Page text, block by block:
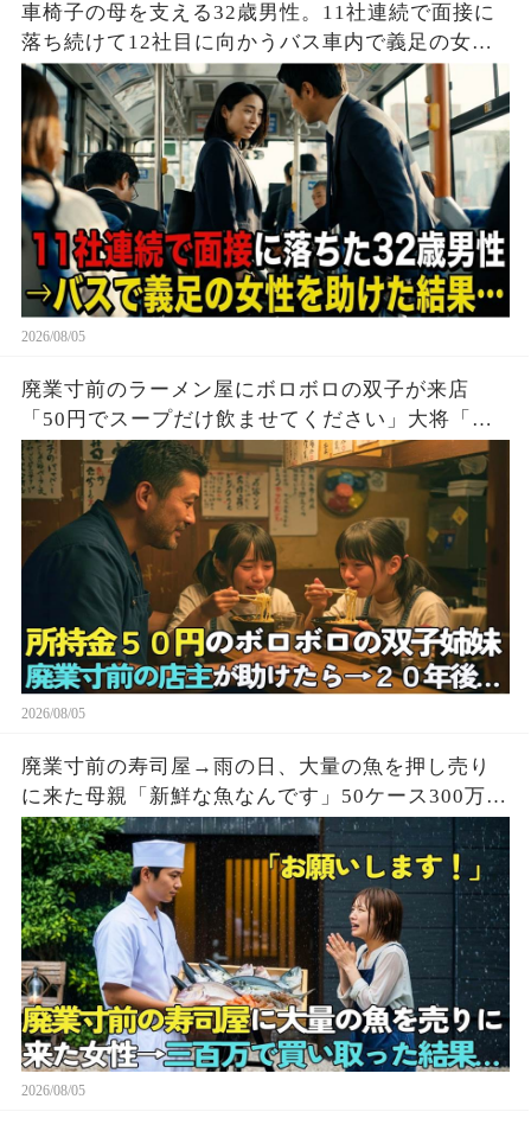
車椅子の母を支える32歳男性。11社連続で面接に
落ち続けて12社目に向かうバス車内で義足の女性
を助けた結果…
2026/08/05
廃業寸前のラーメン屋にボロボロの双子が来店
「50円でスープだけ飲ませてください」大将「大
盛り2つどうぞ！」→20年後、双子「お久しぶりで
す」実はこの子達…
2026/08/05
廃業寸前の寿司屋→雨の日、大量の魚を押し売り
に来た母親「新鮮な魚なんです」50ケース300万円
で買い取った結果
2026/08/05